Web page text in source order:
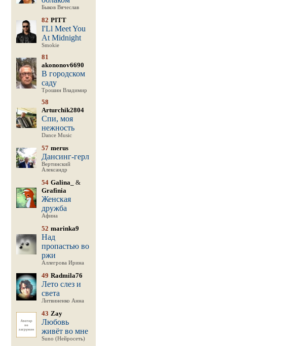
Быков Вячеслав
82 PITT
I'Ll Meet You
At Midnight
Smokie
81
akononov6690
В городском
саду
Трошин Владимир
58
Arturchik2804
Спи, моя
нежность
Dance Music
57 merus
Дансинг-герл
Вертинский
Александр
54 Galina_
&
Grafinia
Женская
дружба
Афина
52 marinka9
Над
пропастью во
ржи
Аллегрова Ирина
49 Radmila76
Лето слез и
света
Литвиненко Анна
43 Zay
Любовь
живёт во мне
Suno (Нейросеть)